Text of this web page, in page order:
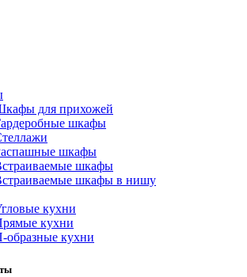
для прихожей
шкафы
шкафы
шкафы
шкафы в нишу
кухни
кухни
образные кухни